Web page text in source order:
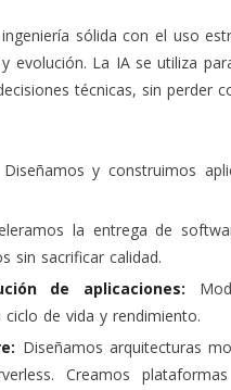
sólida con el uso
evolución. La IA se utiliza
técnicas, sin perder
Diseñamos y construimos
la entrega de
sin sacrificar calidad.
de aplicaciones:
de vida y rendimiento.
Diseñamos arquitecturas
Creamos